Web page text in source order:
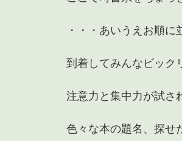
・・・あいうえお順
到着してみんなビック
注意力と集中力が試さ
色々な本の題名、探せ